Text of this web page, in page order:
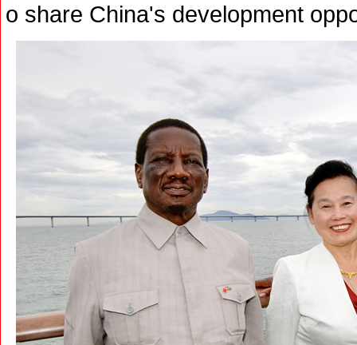
o share China's development